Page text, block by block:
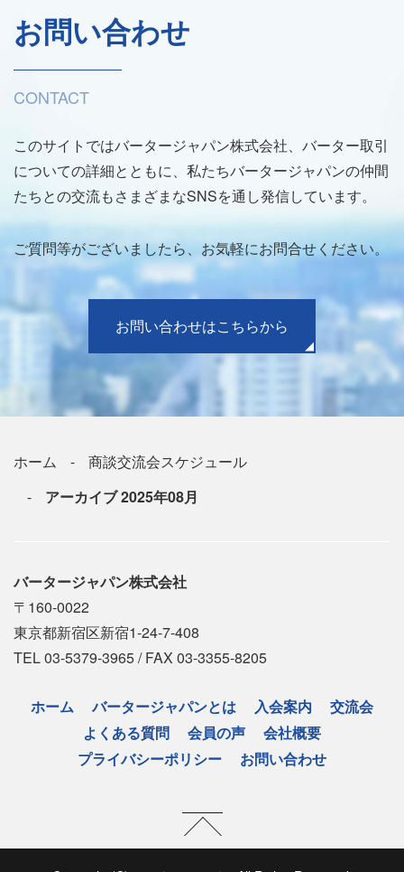
お問い合わせ
CONTACT
このサイトではバータージャパン株式会社、バーター取引
についての詳細とともに、私たちバータージャパンの仲間
たちとの交流もさまざまなSNSを通し発信しています。
ご質問等がございましたら、お気軽にお問合せください。
お問い合わせはこちらから
ホーム
商談交流会スケジュール
アーカイブ 2025年08月
バータージャパン株式会社
〒160-0022
東京都新宿区新宿1-24-7-408
TEL 03-5379-3965 / FAX 03-3355-8205
ホーム バータージャパンとは 入会案内
交流会
よくある質問
会員の声
会社概要
プライバシーポリシー
お問い合わせ